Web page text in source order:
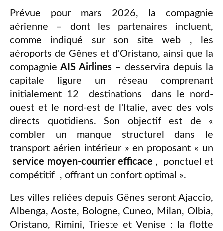
Prévue pour mars 2026, la compagnie
aérienne – dont les partenaires incluent,
comme indiqué sur son site web , les
aéroports de Gênes et d'Oristano, ainsi que la
compagnie AIS Airlines – desservira depuis la
capitale ligure un réseau comprenant
initialement 12 destinations dans le nord-
ouest et le nord-est de l'Italie, avec des vols
directs quotidiens. Son objectif est de «
combler un manque structurel dans le
transport aérien intérieur » en proposant « un
service moyen-courrier efficace , ponctuel et
compétitif , offrant un confort optimal ».
Les villes reliées depuis Gênes seront Ajaccio,
Albenga, Aoste, Bologne, Cuneo, Milan, Olbia,
Oristano, Rimini, Trieste et Venise : la flotte